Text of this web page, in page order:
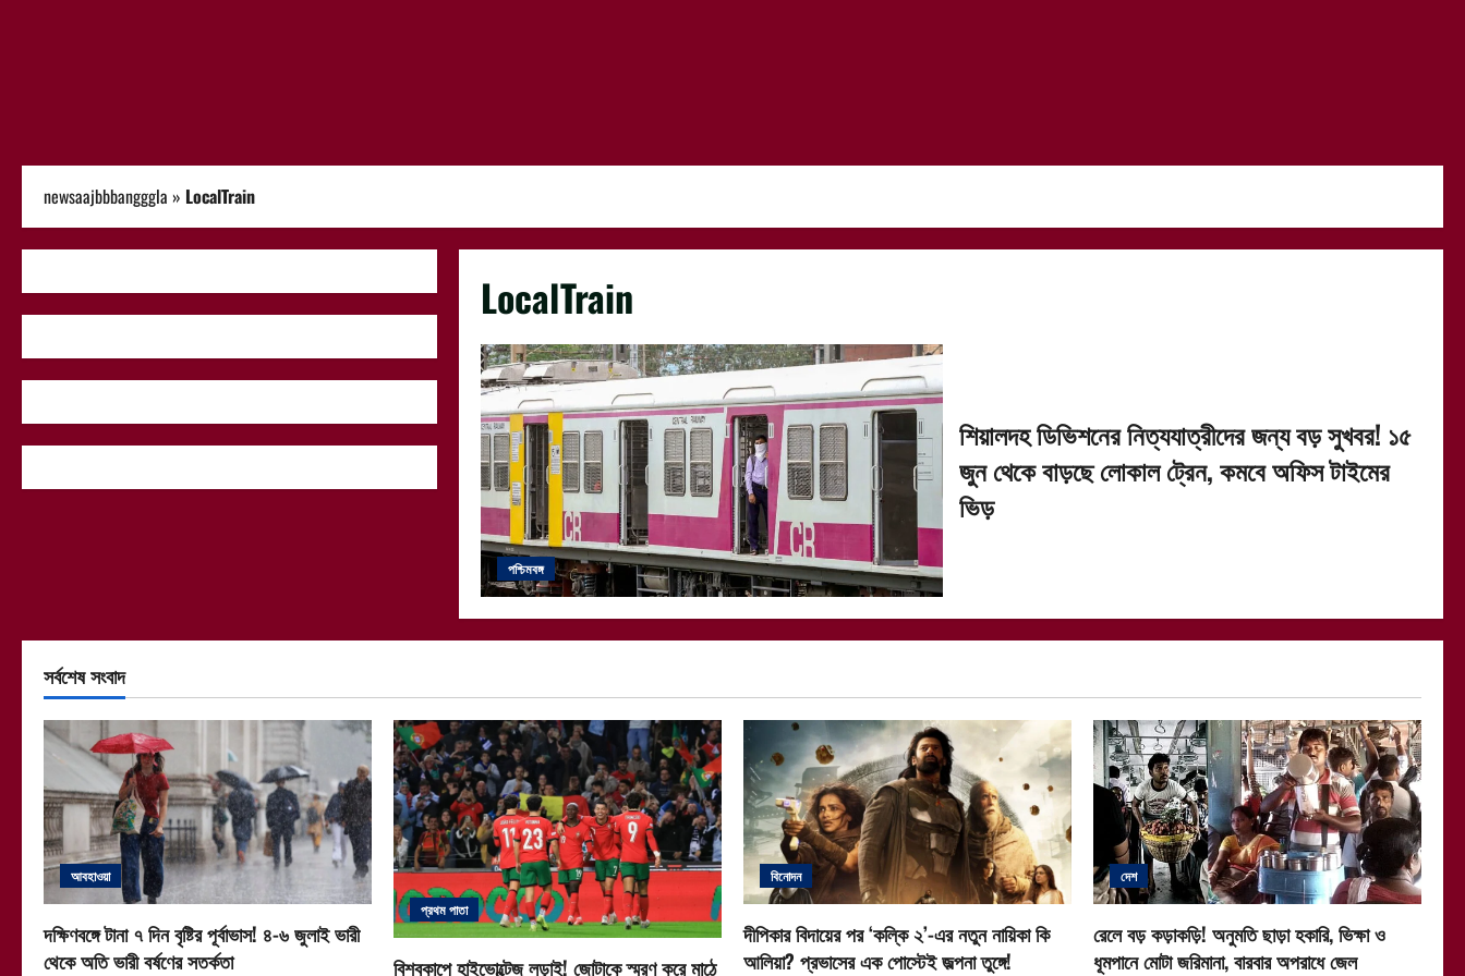
newsaajbbbangggla » LocalTrain
LocalTrain
পশ্চিমবঙ্গ
শিয়ালদহ ডিভিশনের নিত্যযাত্রীদের জন্য বড় সুখবর! ১৫
জুন থেকে বাড়ছে লোকাল ট্রেন, কমবে অফিস টাইমের
ভিড়
সর্বশেষ সংবাদ
আবহাওয়া
দক্ষিণবঙ্গে টানা ৭ দিন বৃষ্টির পূর্বাভাস! ৪-৬ জুলাই ভারী
থেকে অতি ভারী বর্ষণের সতর্কতা
প্রথম পাতা
বিশ্বকাপে হাইভোল্টেজ লড়াই! জোটাকে স্মরণ করে মাঠে
বিনোদন
দীপিকার বিদায়ের পর ‘কল্কি ২’-এর নতুন নায়িকা কি
আলিয়া? প্রভাসের এক পোস্টেই জল্পনা তুঙ্গে!
দেশ
রেলে বড় কড়াকড়ি! অনুমতি ছাড়া হকারি, ভিক্ষা ও
ধূমপানে মোটা জরিমানা, বারবার অপরাধে জেল